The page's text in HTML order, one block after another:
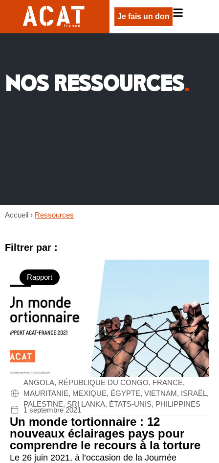
Je fais un don
NOS RESSOURCES.
Accueil › Ressources
Filtrer par :
Rapport
ANGOLA, RÉPUBLIQUE DU CONGO, FRANCE,
MAURITANIE, MEXIQUE, ÉGYPTE, VIETNAM, ISRAËL,
PALESTINE, SRI LANKA, ÉTATS-UNIS, PHILIPPINES
1 septembre 2021
Un monde tortionnaire : 12
nouveaux éclairages pays pour
comprendre le recours à la torture
Le 26 juin 2021, à l’occasion de la Journée